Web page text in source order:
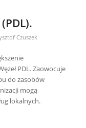
Czuszek
PDL. Zaowocuje
do zasobów
mogą
lokalnych.